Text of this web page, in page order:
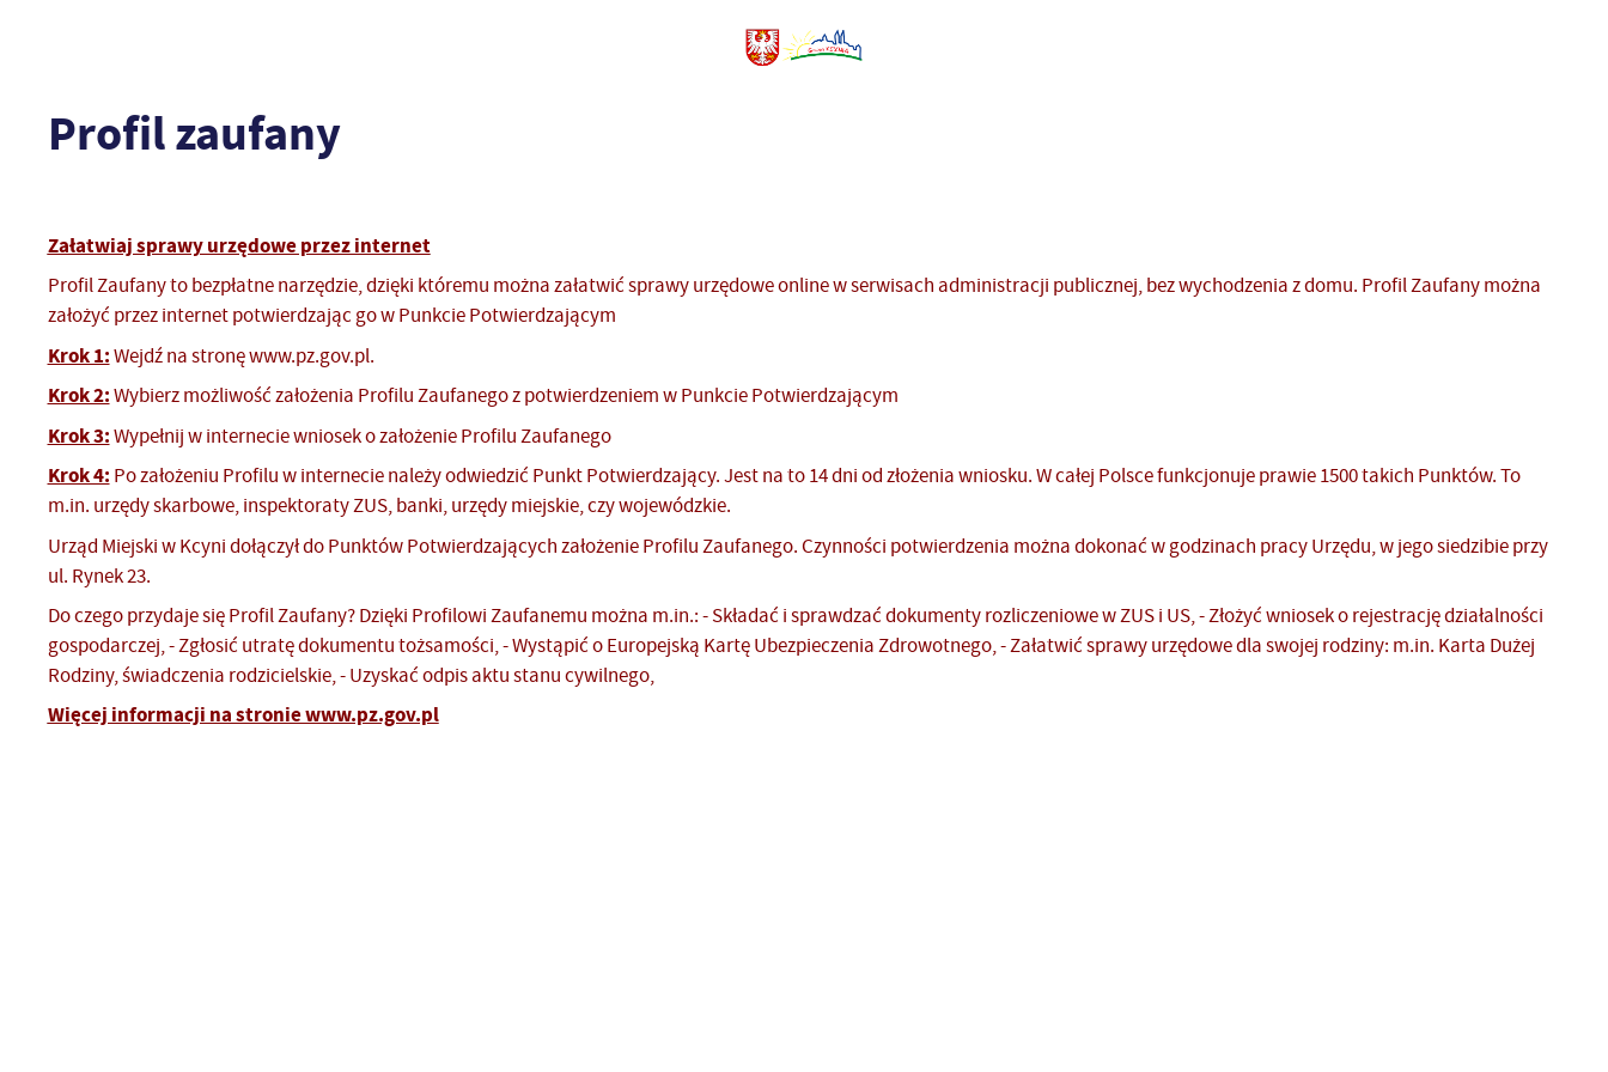
Profil zaufany
Załatwiaj sprawy urzędowe przez internet
Profil Zaufany to bezpłatne narzędzie, dzięki któremu można załatwić sprawy urzędowe online w serwisach administracji publicznej, bez wychodzenia z domu. Profil Zaufany można
założyć przez internet potwierdzając go w Punkcie Potwierdzającym
Krok 1:Wejdź na stronę www.pz.gov.pl.
Krok 2:Wybierz możliwość założenia Profilu Zaufanego z potwierdzeniem w Punkcie Potwierdzającym
Krok 3:Wypełnij w internecie wniosek o założenie Profilu Zaufanego
Krok 4: Po założeniu Profilu w internecie należy odwiedzić Punkt Potwierdzający. Jest na to 14 dni od złożenia wniosku. W całej Polsce funkcjonuje prawie 1500 takich Punktów. To
m.in. urzędy skarbowe, inspektoraty ZUS, banki, urzędy miejskie, czy wojewódzkie.
Urząd Miejski w Kcyni dołączył do Punktów Potwierdzających założenie Profilu Zaufanego. Czynności potwierdzenia można dokonać w godzinach pracy Urzędu, w jego siedzibie przy
ul. Rynek 23.
Do czego przydaje się Profil Zaufany? Dzięki Profilowi Zaufanemu można m.in.: - Składać i sprawdzać dokumenty rozliczeniowe w ZUS i US, - Złożyć wniosek o rejestrację działalności
gospodarczej, - Zgłosić utratę dokumentu tożsamości, - Wystąpić o Europejską Kartę Ubezpieczenia Zdrowotnego, - Załatwić sprawy urzędowe dla swojej rodziny: m.in. Karta Dużej
Rodziny, świadczenia rodzicielskie, - Uzyskać odpis aktu stanu cywilnego,
Więcej informacji na stronie www.pz.gov.pl